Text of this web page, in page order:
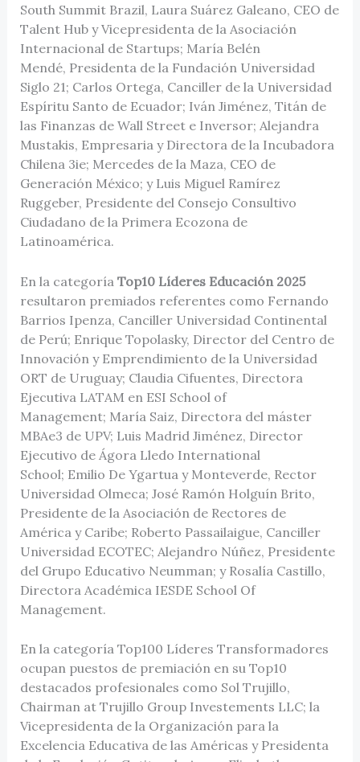
South Summit Brazil, Laura Suárez Galeano, CEO de
Talent Hub y Vicepresidenta de la Asociación
Internacional de Startups; María Belén
Mendé, Presidenta de la Fundación Universidad
Siglo 21; Carlos Ortega, Canciller de la Universidad
Espíritu Santo de Ecuador; Iván Jiménez, Titán de
las Finanzas de Wall Street e Inversor; Alejandra
Mustakis, Empresaria y Directora de la Incubadora
Chilena 3ie; Mercedes de la Maza, CEO de
Generación México; y Luis Miguel Ramírez
Ruggeber, Presidente del Consejo Consultivo
Ciudadano de la Primera Ecozona de
Latinoamérica.
En la categoría Top10 Líderes Educación 2025
resultaron premiados referentes como Fernando
Barrios Ipenza, Canciller Universidad Continental
de Perú; Enrique Topolasky, Director del Centro de
Innovación y Emprendimiento de la Universidad
ORT de Uruguay; Claudia Cifuentes, Directora
Ejecutiva LATAM en ESI School of
Management; María Saiz, Directora del máster
MBAe3 de UPV; Luis Madrid Jiménez, Director
Ejecutivo de Ágora Lledo International
School; Emilio De Ygartua y Monteverde, Rector
Universidad Olmeca; José Ramón Holguín Brito,
Presidente de la Asociación de Rectores de
América y Caribe; Roberto Passailaigue, Canciller
Universidad ECOTEC; Alejandro Núñez, Presidente
del Grupo Educativo Neumman; y Rosalía Castillo,
Directora Académica IESDE School Of
Management.
En la categoría Top100 Líderes Transformadores
ocupan puestos de premiación en su Top10
destacados profesionales como Sol Trujillo,
Chairman at Trujillo Group Investements LLC; la
Vicepresidenta de la Organización para la
Excelencia Educativa de las Américas y Presidenta